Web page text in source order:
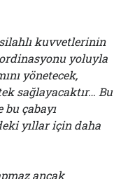
kuvvetlerinin
yoluyla
yönetecek,
sağlayacaktır… Bu
çabayı
yıllar için daha
ancak